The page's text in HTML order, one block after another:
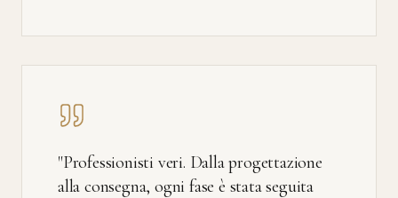
"Professionisti veri. Dalla progettazione
alla consegna, ogni fase è stata seguita